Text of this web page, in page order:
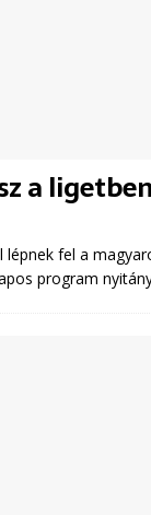
a
fel a
program